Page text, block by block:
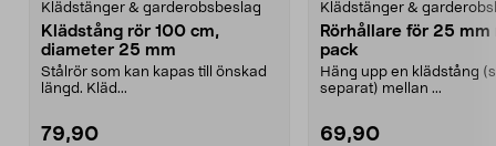
Klädstänger & garderobsbeslag
Klädstång rör 100 cm,
diameter 25 mm
Stålrör som kan kapas till önskad
längd. Kläd...
79,90
Klädstänger &
Rörhållare för 25 mm
pack
Häng upp en klädstång
separat) mellan ...
69,90